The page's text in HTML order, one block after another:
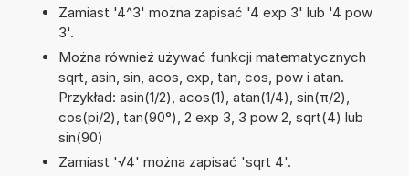
Zamiast '4^3' można zapisać '4 exp 3' lub '4 pow
3'.
Można również używać funkcji matematycznych
sqrt, asin, sin, acos, exp, tan, cos, pow i atan.
Przykład: asin(1/2), acos(1), atan(1/4), sin(π/2),
cos(pi/2), tan(90°), 2 exp 3, 3 pow 2, sqrt(4) lub
sin(90)
Zamiast '√4' można zapisać 'sqrt 4'.